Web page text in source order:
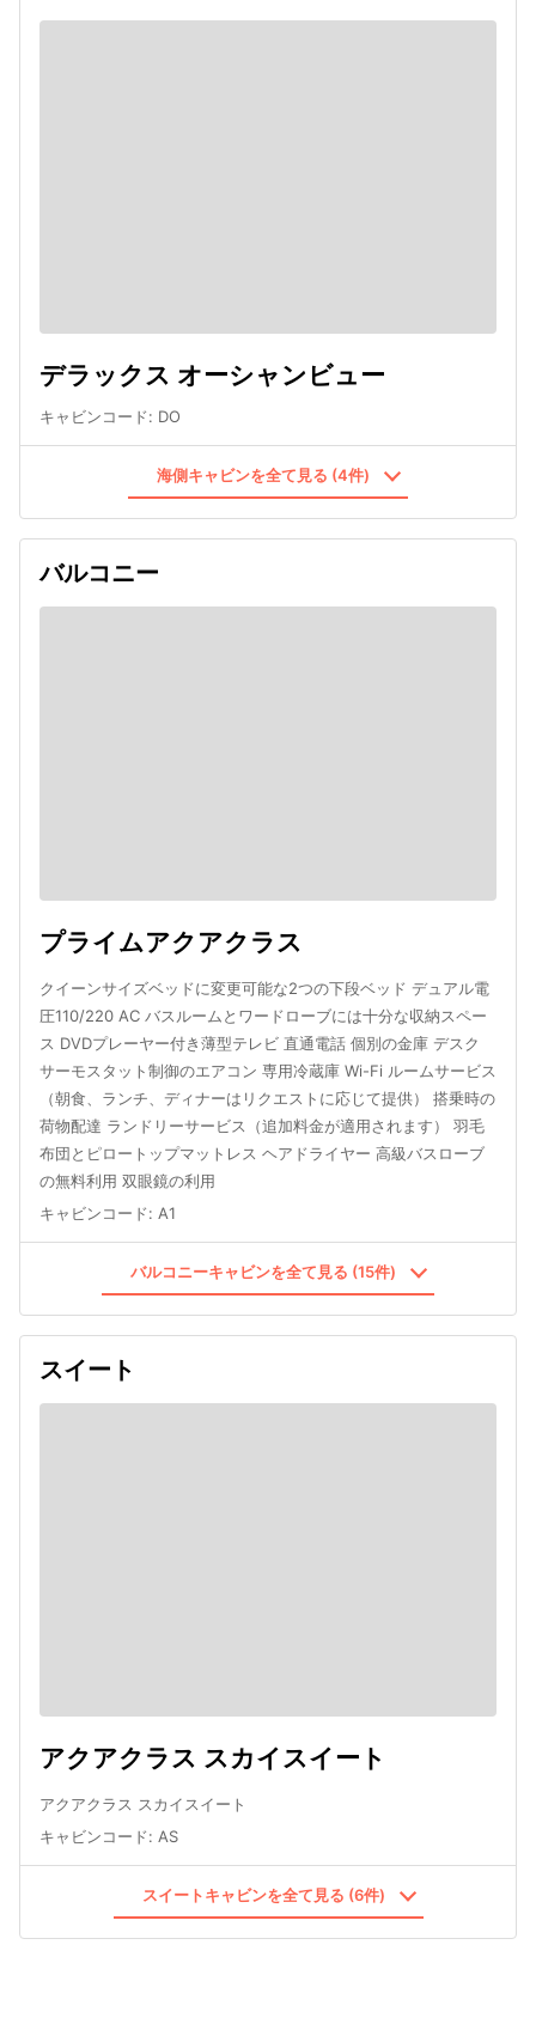
デラックス オーシャンビュー
キャビンコード: DO
海側キャビンを全て見る (4件)
バルコニー
プライムアクアクラス
クイーンサイズベッドに変更可能な2つの下段ベッド デュアル電
圧110/220 AC バスルームとワードローブには十分な収納スペー
ス DVDプレーヤー付き薄型テレビ 直通電話 個別の金庫 デスク
サーモスタット制御のエアコン 専用冷蔵庫 Wi-Fi ルームサービス
（朝食、ランチ、ディナーはリクエストに応じて提供） 搭乗時の
荷物配達 ランドリーサービス（追加料金が適用されます） 羽毛
布団とピロートップマットレス ヘアドライヤー 高級バスローブ
の無料利用 双眼鏡の利用
キャビンコード: A1
バルコニーキャビンを全て見る (15件)
スイート
アクアクラス スカイスイート
アクアクラス スカイスイート
キャビンコード: AS
スイートキャビンを全て見る (6件)